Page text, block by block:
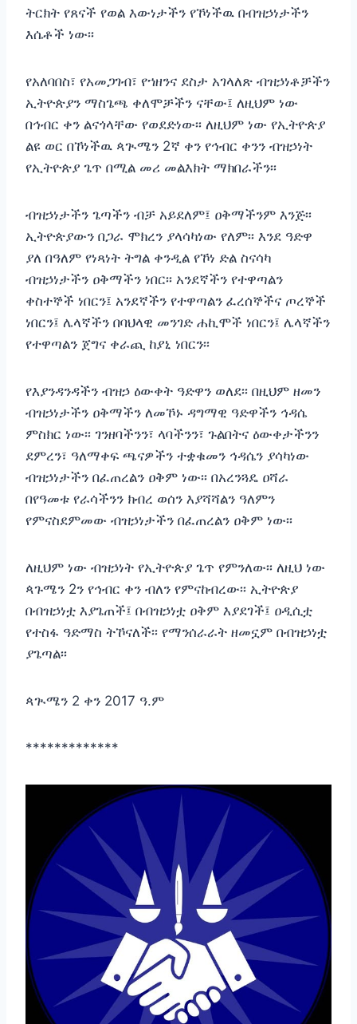
ትርክት የጸናች የወል እውነታችን የኾነችዉ በብዝኃነታችን
እሴቶች ነው፡፡
የአለባበስ፣ የአመጋገብ፣ የኀዘንና ደስታ አገላለጽ ብዝኃነቶቻችን
ኢትዮጵያን ማስጌጫ ቀለሞቻችን ናቸው፤ ለዚህም ነው
በኅብር ቀን ልናጎላቸው የወደድነው፡፡ ለዚህም ነው የኢትዮጵያ
ልዩ ወር በኾነችዉ ጳጒሜን 2ኛ ቀን የኅብር ቀንን ብዝኃነት
የኢትዮጵያ ጌጥ በሚል መሪ መልእክት ማክበራችን፡፡
ብዝኃነታችን ጌጣችን ብቻ አይደለም፤ ዐቅማችንም እንጅ፡፡
ኢትዮጵያውን በጋራ ሞክረን ያላሳካነው የለም፡፡ እንደ ዓድዋ
ያለ በዓለም የነጻነት ትግል ቀንዲል የኾነ ድል ስናሳካ
ብዝኃነታችን ዐቅማችን ነበር፡፡ አንደኛችን የተዋጣልን
ቀስተኞች ነበርን፤ አንደኛችን የተዋጣልን ፈረሰኞችና ጦረኞች
ነበርን፤ ሌላኛችን በባህላዊ መንገድ ሐኪሞች ነበርን፤ ሌላኛችን
የተዋጣልን ጀግና ቀራጪ ከያኒ ነበርን፡፡
የእያንዳንዳችን ብዝኃ ዕውቀት ዓድዋን ወለደ፡፡ በዚህም ዘመን
ብዝኃነታችን ዐቅማችን ለመኾኑ ዳግማዊ ዓድዋችን ኅዳሴ
ምስክር ነው፡፡ ገንዘባችንን፣ ላባችንን፣ ጉልበትና ዕውቀታችንን
ደምረን፣ ዓለማቀፍ ጫናዎችን ተቋቁመን ኅዳሴን ያሳካነው
ብዝኃነታችን በፈጠረልን ዐቅም ነው፡፡ በአረንጓዴ ዐሻራ
በየዓመቱ የራሳችንን ክብረ ወሰን እያሻሻልን ዓለምን
የምናስደምመው ብዝኃነታችን በፈጠረልን ዐቅም ነው፡፡
ለዚህም ነው ብዝኃነት የኢትዮጵያ ጌጥ የምንለው፡፡ ለዚህ ነው
ጳጉሜን 2ን የኅብር ቀን ብለን የምናከብረው፡፡ ኢትዮጵያ
በብዝኃነቷ እያጌጠች፤ በብዝኃነቷ ዐቅም እያደገች፤ ዐዲሲቷ
የተስፋ ዓድማስ ትኾናለች፡፡ የማንሰራራት ዘመኗም በብዝኃነቷ
ያጌጣል፡፡
ጳጒሜን 2 ቀን 2017 ዓ.ም
*************